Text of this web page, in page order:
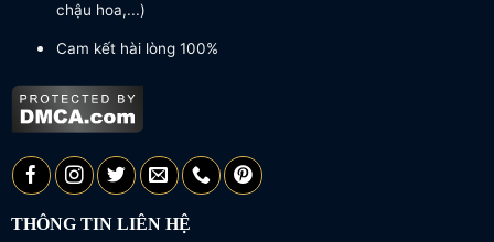
chậu hoa,...)
Cam kết hài lòng 100%
THÔNG TIN LIÊN HỆ